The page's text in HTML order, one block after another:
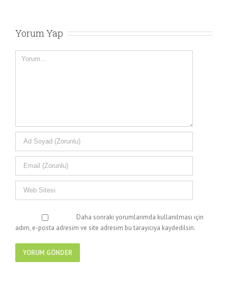
Yorum Yap
Yorum
Daha sonraki yorumlarımda kullanılması için
adım, e-posta adresim ve site adresim bu tarayıcıya kaydedilsin.